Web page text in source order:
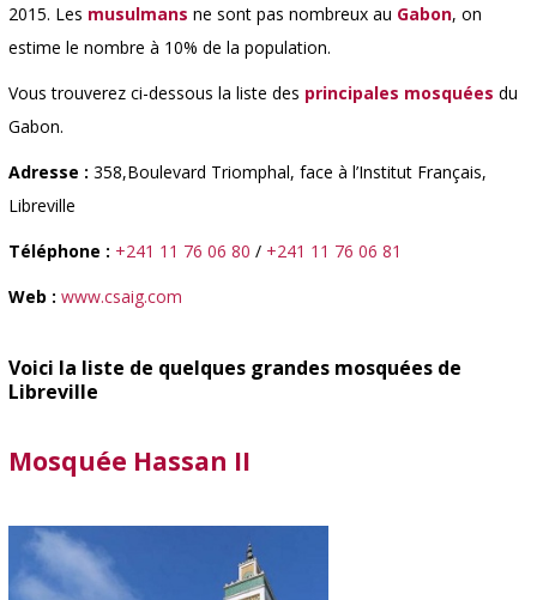
2015. Les musulmans ne sont pas nombreux au Gabon, on
estime le nombre à 10% de la population.
Vous trouverez ci-dessous la liste des principales mosquées du
Gabon.
Adresse : 358,Boulevard Triomphal, face à l’Institut Français,
Libreville
Téléphone : +241 11 76 06 80 / +241 11 76 06 81
Web : www.csaig.com
Voici la liste de quelques grandes mosquées de
Libreville
Mosquée Hassan II